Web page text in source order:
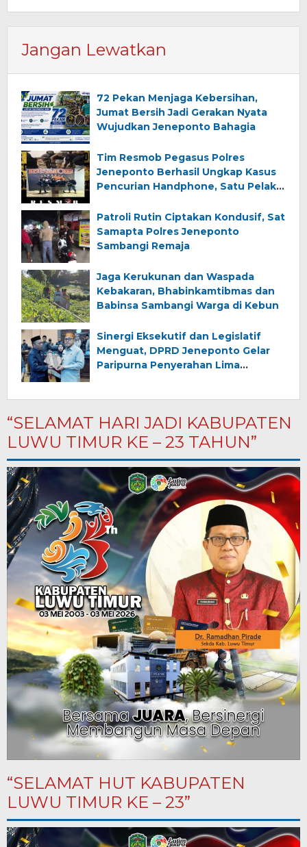
Jangan Lewatkan
72 Pekan Menjaga Kebersihan,
Jumat Bersih Jadi Gerakan Nyata
Wujudkan Jeneponto Bahagia
Tim Resmob Pegasus Polres
Jeneponto Berhasil Ungkap Kasus
Pencurian Handphone, Satu Pelaku
Patroli Rutin Ciptakan Kondusif, Sat
Samapta Polres Jeneponto
Sambangi Remaja
Jaga Kerukunan dan Waspada
Kebakaran, Bhabinkamtibmas dan
Babinsa Sambangi Warga di Kebun
Sinergi Eksekutif dan Legislatif
Menguat, DPRD Jeneponto Gelar
Paripurna Penyerahan Lima
“SELAMAT HARI JADI KABUPATEN
LUWU TIMUR KE – 23 TAHUN”
“SELAMAT HUT KABUPATEN
LUWU TIMUR KE – 23”